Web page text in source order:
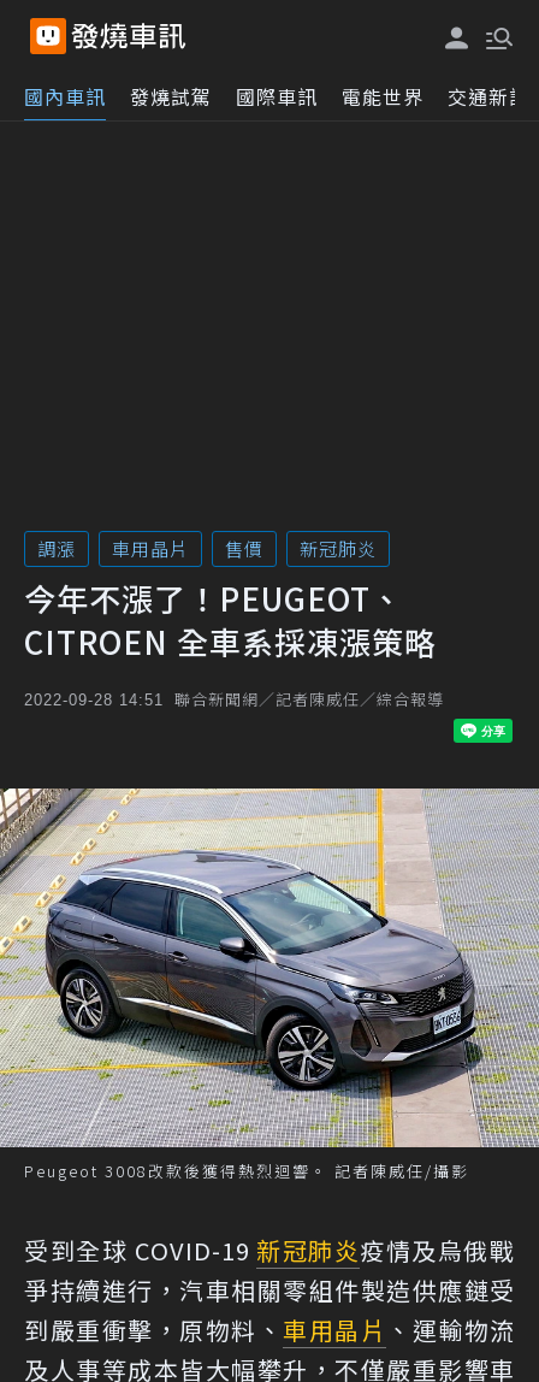
國內車訊 發燒試駕 國際車訊 電能世界 交通新訊
調漲 車用晶片 售價 新冠肺炎
今年不漲了！PEUGEOT、
CITROEN 全車系採凍漲策略
2022-09-28 14:51 聯合新聞網／記者陳威任／綜合報導
Peugeot 3008改款後獲得熱烈迴響。 記者陳威任/攝影
受到全球 COVID-19 新冠肺炎疫情及烏俄戰
爭持續進行，汽車相關零組件製造供應鏈受
到嚴重衝擊，原物料、 車用晶片 、運輸物流
及人事等成本皆大幅攀升，不僅嚴重影響車